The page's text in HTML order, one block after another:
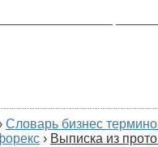
Словарь бизнес
› Выписка из